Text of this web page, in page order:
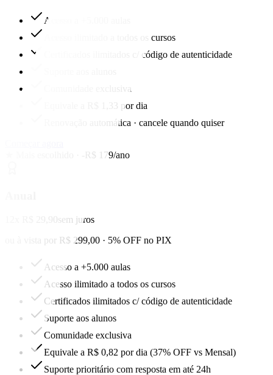
Acesso a +5.000 aulas
Acesso ilimitado a todos os cursos
Certificados ilimitados c/ código de autenticidade
Comunidade exclusiva
Equivale a R$ 1,33 por dia
Renovação automática · cancele quando quiser
★ Mais escolhido · -R$ 179/ano
12x R$ 29,90sem juros
ou à vista por R$ 299,00 · 5% OFF no PIX
Acesso a +5.000 aulas
Acesso ilimitado a todos os cursos
Certificados ilimitados c/ código de autenticidade
Suporte aos alunos
Comunidade exclusiva
Equivale a R$ 0,82 por dia (37% OFF vs Mensal)
Suporte prioritário com resposta em até 24h